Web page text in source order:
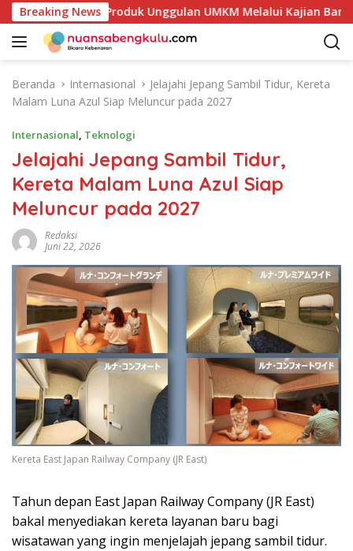
a
Breaking News
Potensi Produk Unggulan UMKM Melalui Kajian Bank
Beranda Internasional
Jelajahi Jepang Sambil Tidur, Kereta
Malam Luna Azul Siap Meluncur pada 2027
Internasional, Teknologi
Jelajahi Jepang Sambil Tidur,
Kereta Malam Luna Azul Siap
Meluncur pada 2027
Redaksi
Juni 22, 2026
Kereta East Japan Railway Company (JR East)
Tahun depan East Japan Railway Company (JR East)
bakal menyediakan kereta layanan baru bagi
wisatawan yang ingin menjelajah jepang sambil tidur.